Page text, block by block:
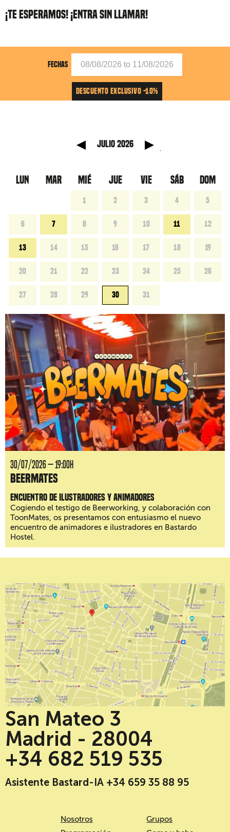
¡TE ESPERAMOS! ¡ENTRA SIN LLAMAR!
FECHAS
DESCUENTO EXCLUSIVO -10%
julio 2026
LUN MAR MIÉ JUE VIE SÁB DOM
1 2 3 4 5
6 7 8 9 10 11 12
13 14 15 16 17 18 19
20 21 22 23 24 25 26
27 28 29 30 31
30/07/2026 — 19:00H
BeerMates
Encuentro de ilustradores y animadores
Cogiendo el testigo de Beerworking, y colaboración con
ToonMates, os presentamos con entusiasmo el nuevo
encuentro de animadores e ilustradores en Bastardo
Hostel.
San Mateo 3
Madrid - 28004
+34 682 519 535
Asistente Bastard-IA +34 659 35 88 95
Nosotros
Grupos